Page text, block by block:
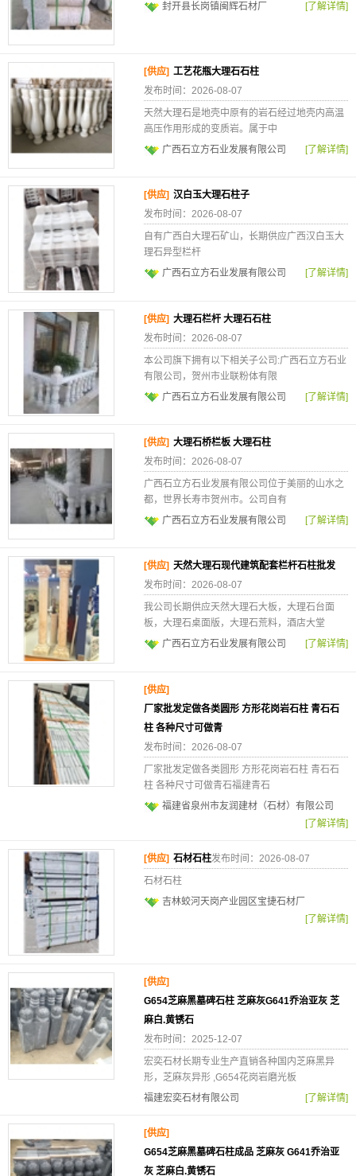
封开县长岗镇闽辉石材厂
[了解详情]
[供应] 工艺花瓶大理石石柱
发布时间：2026-08-07
天然大理石是地壳中原有的岩石经过地壳内高温
高压作用形成的变质岩。属于中
广西石立方石业发展有限公司
[了解详情]
[供应] 汉白玉大理石柱子
发布时间：2026-08-07
自有广西白大理石矿山，长期供应广西汉白玉大
理石异型栏杆
广西石立方石业发展有限公司
[了解详情]
[供应] 大理石栏杆 大理石石柱
发布时间：2026-08-07
本公司旗下拥有以下相关子公司:广西石立方石业
有限公司，贺州市业联粉体有限
广西石立方石业发展有限公司
[了解详情]
[供应] 大理石桥栏板 大理石柱
发布时间：2026-08-07
广西石立方石业发展有限公司位于美丽的山水之
都，世界长寿市贺州市。公司自有
广西石立方石业发展有限公司
[了解详情]
[供应] 天然大理石现代建筑配套栏杆石柱批发
发布时间：2026-08-07
我公司长期供应天然大理石大板，大理石台面
板，大理石桌面版，大理石荒料，酒店大堂
广西石立方石业发展有限公司
[了解详情]
[供应]
厂家批发定做各类圆形 方形花岗岩石柱 青石石
柱 各种尺寸可做青
发布时间：2026-08-07
厂家批发定做各类圆形 方形花岗岩石柱 青石石
柱 各种尺寸可做青石福建青石
福建省泉州市友润建材（石材）有限公司
[了解详情]
[供应] 石材石柱发布时间：2026-08-07
石材石柱
吉林蛟河天岗产业园区宝捷石材厂
[了解详情]
[供应]
G654芝麻黑墓碑石柱 芝麻灰G641乔治亚灰 芝
麻白.黄锈石
发布时间：2025-12-07
宏奕石材长期专业生产直销各种国内芝麻黑异
形，芝麻灰异形 ,G654花岗岩磨光板
福建宏奕石材有限公司
[了解详情]
[供应]
G654芝麻黑墓碑石柱成品 芝麻灰 G641乔治亚
灰 芝麻白.黄锈石